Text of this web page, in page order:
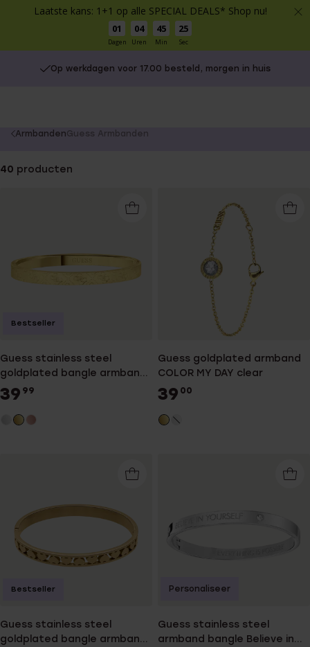
Laatste kans: 1+1 op alle SPECIAL DEALS* Shop nu!
01
Dagen
04
Uren
45
Min
24
Sec
Op werkdagen voor 17.00 besteld, morgen in huis
You
here:
ArmbandenGuess Armbanden
40 producten
Guess stainless steel
goldplated bangle armband
4G logo
39 99
Bestseller
Guess goldplated armband
COLOR MY DAY clear
39 00
Guess stainless steel
goldplated bangle armband
Bestseller
Guess stainless steel
armband bangle Believe in
Personaliseer